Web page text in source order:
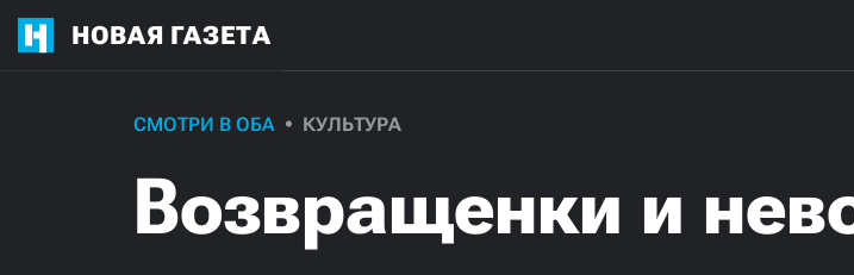
НОВАЯ ГАЗЕТА
СМОТРИ В ОБА КУЛЬТУРА
Возвращенки и